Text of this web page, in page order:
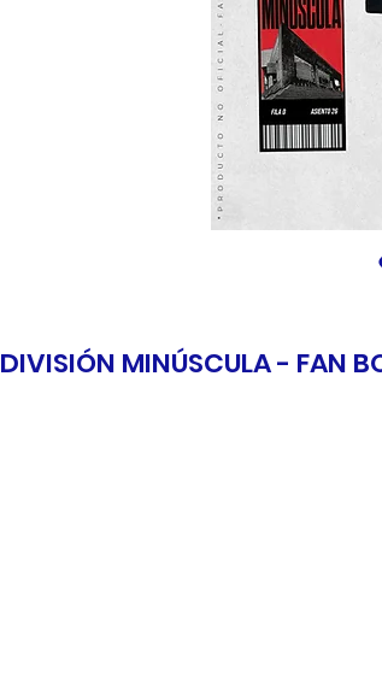
DIVISIÓN MINÚSCULA - FAN